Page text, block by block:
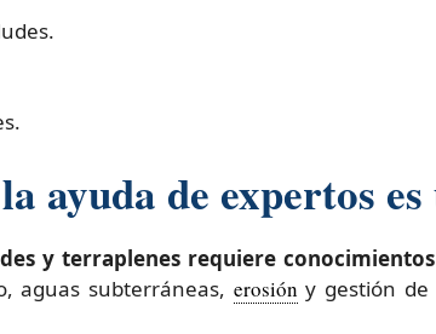
ayuda de expertos
y terraplenes requiere
aguas subterráneas, erosión y gestión de